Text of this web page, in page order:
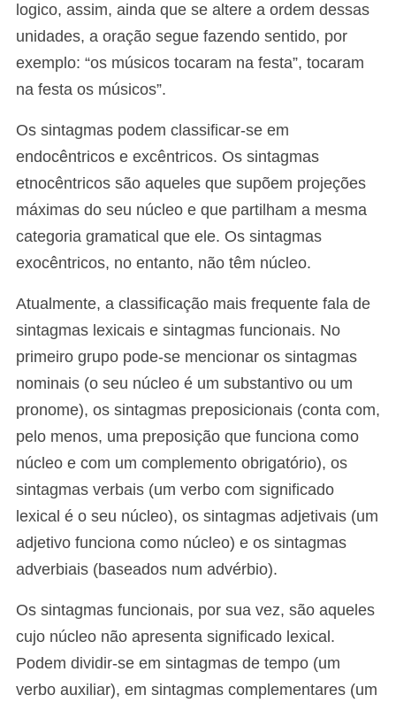
logico, assim, ainda que se altere a ordem dessas
unidades, a oração segue fazendo sentido, por
exemplo: “os músicos tocaram na festa”, tocaram
na festa os músicos”.
Os sintagmas podem classificar-se em
endocêntricos e excêntricos. Os sintagmas
etnocêntricos são aqueles que supõem projeções
máximas do seu núcleo e que partilham a mesma
categoria gramatical que ele. Os sintagmas
exocêntricos, no entanto, não têm núcleo.
Atualmente, a classificação mais frequente fala de
sintagmas lexicais e sintagmas funcionais. No
primeiro grupo pode-se mencionar os sintagmas
nominais (o seu núcleo é um substantivo ou um
pronome), os sintagmas preposicionais (conta com,
pelo menos, uma preposição que funciona como
núcleo e com um complemento obrigatório), os
sintagmas verbais (um verbo com significado
lexical é o seu núcleo), os sintagmas adjetivais (um
adjetivo funciona como núcleo) e os sintagmas
adverbiais (baseados num advérbio).
Os sintagmas funcionais, por sua vez, são aqueles
cujo núcleo não apresenta significado lexical.
Podem dividir-se em sintagmas de tempo (um
verbo auxiliar), em sintagmas complementares (um